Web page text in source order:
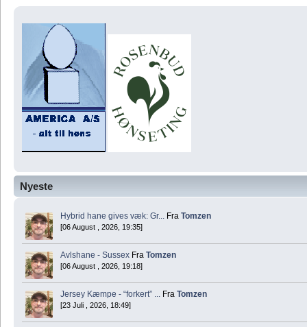
Nyeste
Hybrid hane gives væk: Gr... Fra Tomzen
[06 August , 2026, 19:35]
Avlshane - Sussex Fra Tomzen
[06 August , 2026, 19:18]
Jersey Kæmpe - “forkert” ... Fra Tomzen
[23 Juli , 2026, 18:49]